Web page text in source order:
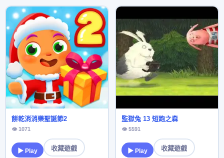
餅乾消消樂聖誕節2
👁 1071
▶ Play 收藏遊戲
監獄兔 13 短跑之森
👁 5591
▶ Play 收藏遊戲